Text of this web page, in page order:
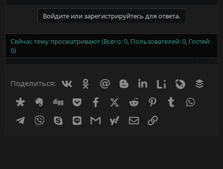
Войдите или зарегистрируйтесь для ответа.
Сейчас тему просматривают (Всего: 0, Пользователей: 0, Гостей:
0)
Поделиться: ВконтактеОдноклассники
Mail.ru BloggerLinkedinLiveinternet
Livejournal
DiasporaEvernoteDigg GetpocketFacebookX (Twitter)
Reddit PinterestTumblr
Telegram
Viber Skype Line GmailyahoomailЭлектронная почта